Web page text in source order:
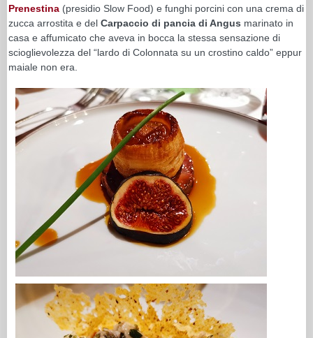
Prenestina (presidio Slow Food) e funghi porcini con una crema di
zucca arrostita e del Carpaccio di pancia di Angus marinato in
casa e affumicato che aveva in bocca la stessa sensazione di
scioglievolezza del “lardo di Colonnata su un crostino caldo” eppur
maiale non era.